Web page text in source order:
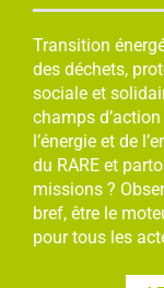
Transition
des déchets,
sociale et
champs
l’énergie et de
du RARE et
missions ?
bref, être le
pour tous les